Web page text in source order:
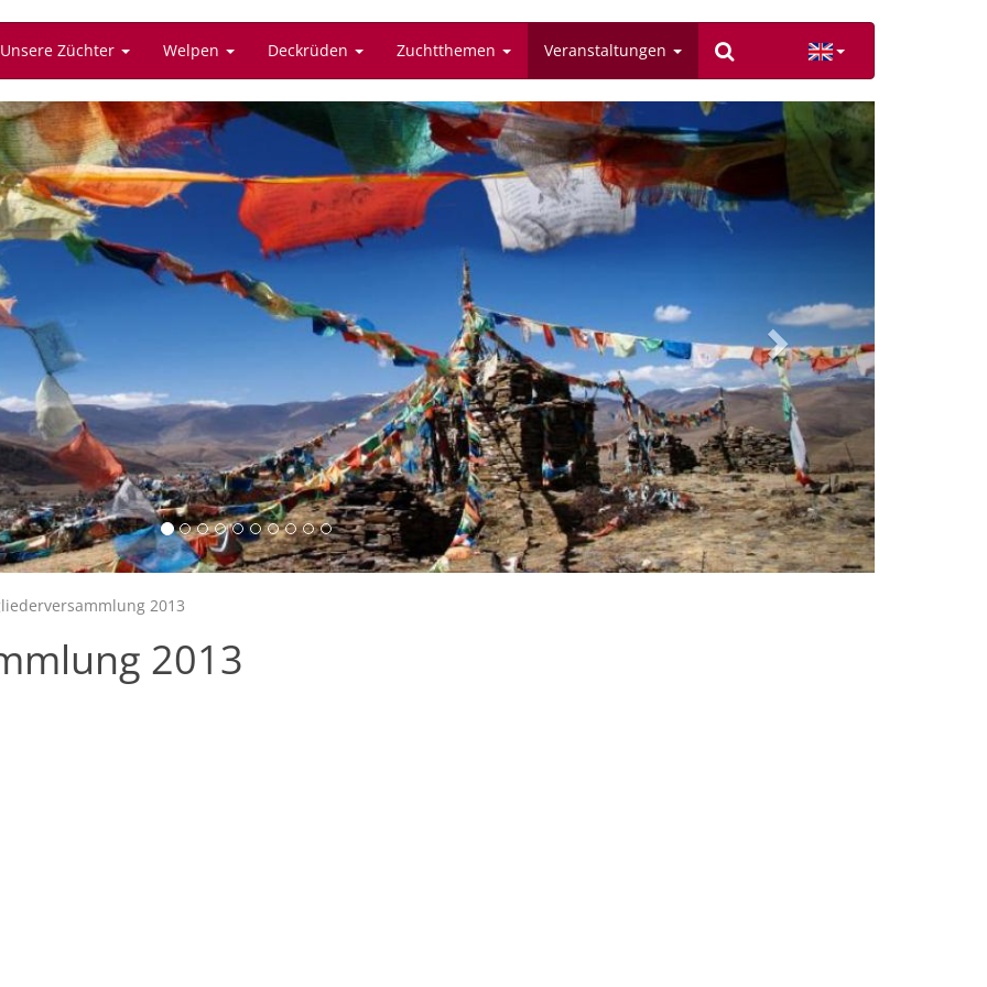
Unsere Züchter Welpen Deckrüden Zuchtthemen Veranstaltungen
Next
2013
2013